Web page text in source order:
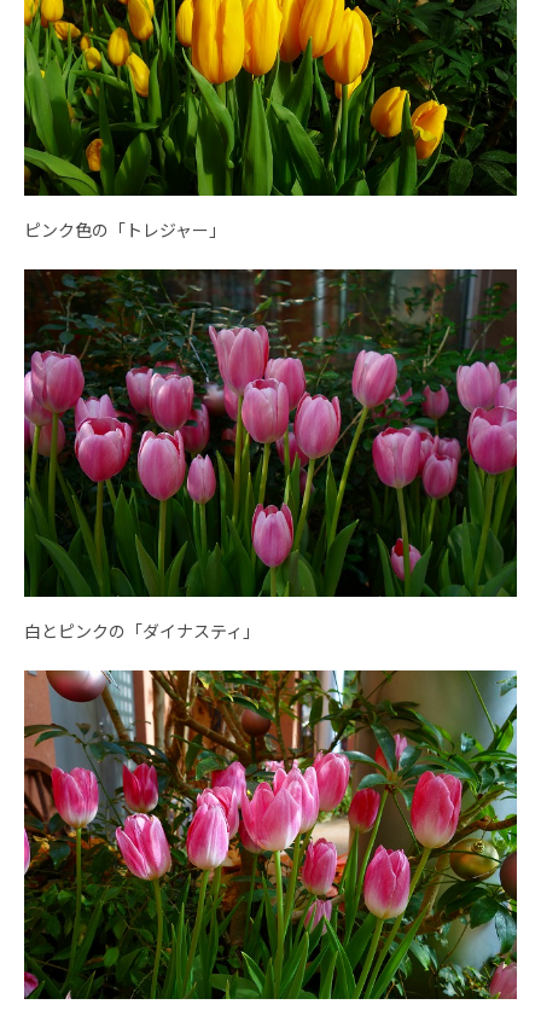
ピンク色の「トレジャー」
白とピンクの「ダイナスティ」